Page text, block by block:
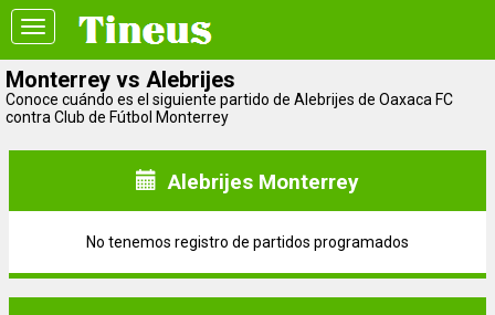
Toggle
navigation
Monterrey vs Alebrijes
Conoce cuándo es el siguiente partido de Alebrijes de Oaxaca FC
contra Club de Fútbol Monterrey
Alebrijes Monterrey
No tenemos registro de partidos programados